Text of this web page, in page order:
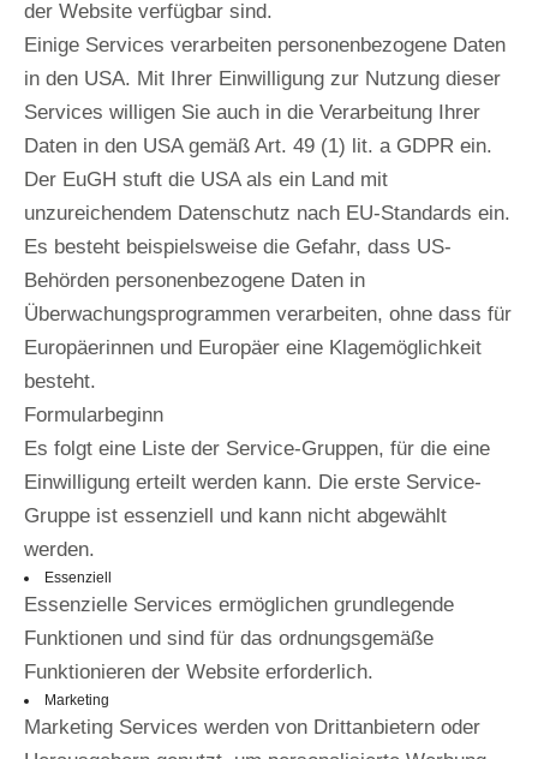
der Website verfügbar sind.
Einige Services verarbeiten personenbezogene Daten
in den USA. Mit Ihrer Einwilligung zur Nutzung dieser
Services willigen Sie auch in die Verarbeitung Ihrer
Daten in den USA gemäß Art. 49 (1) lit. a GDPR ein.
Der EuGH stuft die USA als ein Land mit
unzureichendem Datenschutz nach EU-Standards ein.
Es besteht beispielsweise die Gefahr, dass US-
Behörden personenbezogene Daten in
Überwachungsprogrammen verarbeiten, ohne dass für
Europäerinnen und Europäer eine Klagemöglichkeit
besteht.
Formularbeginn
Es folgt eine Liste der Service-Gruppen, für die eine
Einwilligung erteilt werden kann. Die erste Service-
Gruppe ist essenziell und kann nicht abgewählt
werden.
Essenziell
Essenzielle Services ermöglichen grundlegende
Funktionen und sind für das ordnungsgemäße
Funktionieren der Website erforderlich.
Marketing
Marketing Services werden von Drittanbietern oder
Ob Neubau, Sanierung oder Wartung
bestehender Anlagen – wir beraten Sie
gerne bei der Auswahl der passenden
Lösung für Ihr Objekt.
JETZT UNVERBINDLICH
ANFRAGEN
SERVICETELEFON: 0621 322 52 0
Führend in der Technik. Führend in Preis und
Leistung. Führend im Service.Perfekte Hygiene.
INFORMATIONEN